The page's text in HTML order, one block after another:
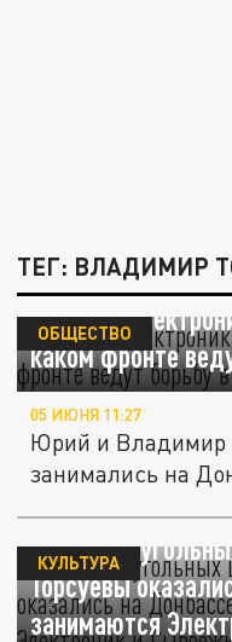
ТЕГ: ВЛАДИМИР
Братья-
каком фронте
ОБЩЕСТВО
05 ИЮНЯ 11:27
Юрий и Владимир
занимались на
Генералы
Торсуевы
занимаются
КУЛЬТУРА